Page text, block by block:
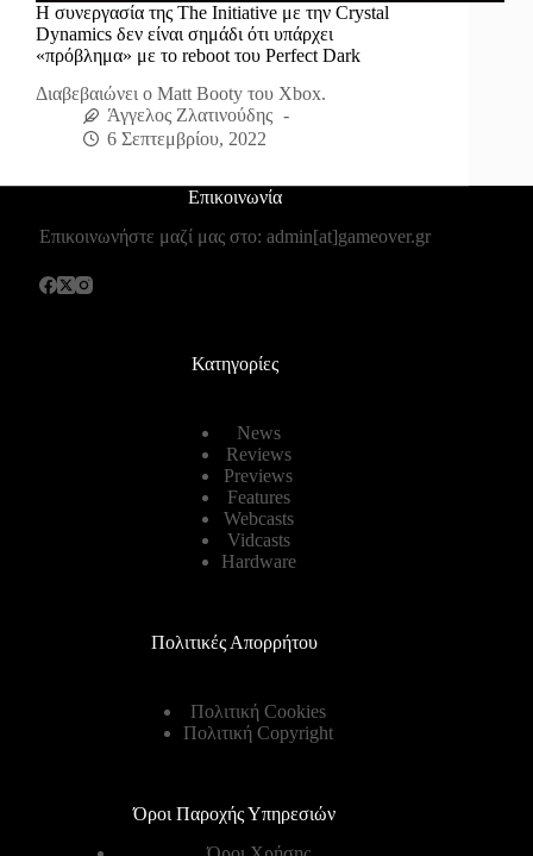
Η συνεργασία της The Initiative με την Crystal
Dynamics δεν είναι σημάδι ότι υπάρχει
«πρόβλημα» με το reboot του Perfect Dark
Διαβεβαιώνει ο Matt Booty του Xbox.
Άγγελος Ζλατινούδης
6 Σεπτεμβρίου, 2022
Επικοινωνία
Επικοινωνήστε μαζί μας στο: admin[at]gameover.gr
Κατηγορίες
News
Reviews
Previews
Features
Webcasts
Vidcasts
Hardware
Πολιτικές Απορρήτου
Πολιτική Cookies
Πολιτική Copyright
Όροι Παροχής Υπηρεσιών